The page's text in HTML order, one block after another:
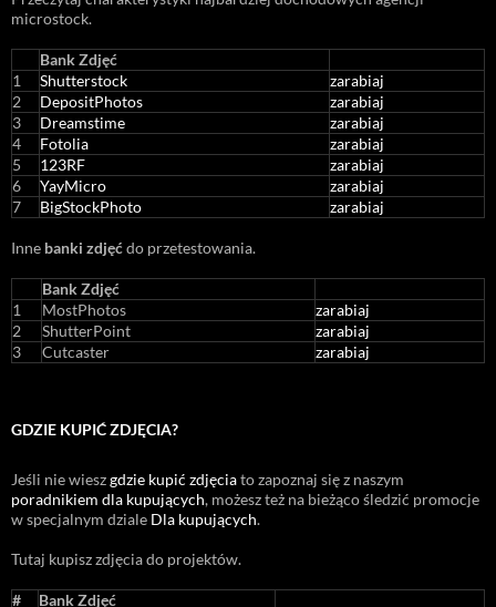
microstock.
Bank Zdjęć
1
Shutterstock
zarabiaj
2
DepositPhotos
zarabiaj
3
Dreamstime
zarabiaj
4
Fotolia
zarabiaj
5
123RF
zarabiaj
6
YayMicro
zarabiaj
7
BigStockPhoto zarabiaj
Inne banki zdjęćdo przetestowania.
Bank Zdjęć
1
MostPhotos
zarabiaj
2
ShutterPoint
zarabiaj
3
Cutcaster zarabiaj
GDZIE KUPIĆ ZDJĘCIA?
Jeśli nie wieszgdzie kupić zdjęciato zapoznaj się z naszym
poradnikiem dla kupujących, możesz też na bieżąco śledzić promocje
w specjalnym dziale Dla kupujących.
Tutaj kupisz zdjęcia do projektów.
# Bank Zdjęć